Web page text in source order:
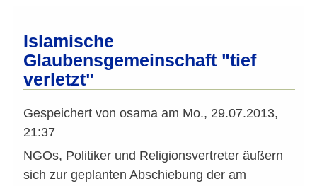
Islamische
Glaubensgemeinschaft "tief
verletzt"
Gespeichert von osama am Mo., 29.07.2013,
21:37
NGOs, Politiker und Religionsvertreter äußern
sich zur geplanten Abschiebung der am